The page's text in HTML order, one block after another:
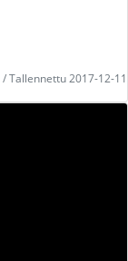
Tallennettu 2017-12-11